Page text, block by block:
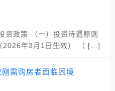
资政策 （一）投资待遇原则
2026年3月1日生效） （ […]
需购房者面临困境